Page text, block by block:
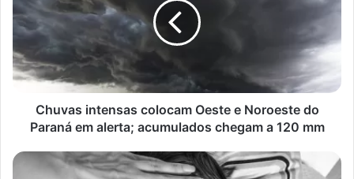
Oeste
do
Paraná
alerta;
acumulados
a
Chuvas intensas colocam Oeste e Noroeste do
Paraná em alerta; acumulados chegam a 120 mm
Gripe